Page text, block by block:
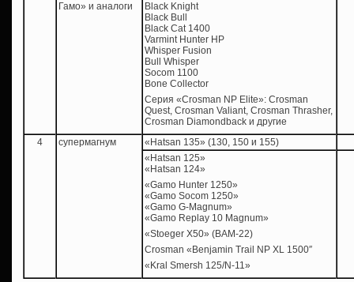
Гамо» и аналоги
Black Knight
Black Bull
Black Cat 1400
Varmint Hunter HP
Whisper Fusion
Bull Whisper
Socom 1100
Bone Collector
Серия «Crosman NP Elite»: Crosman
Quest, Crosman Valiant, Crosman Thrasher,
Crosman Diamondback и другие
4
супермагнум
«Hatsan 135» (130, 150 и 155)
«Hatsan 125»
«Hatsan 124»
«Gamo Hunter 1250»
«Gamo Socom 1250»
«Gamo G-Magnum»
«Gamo Replay 10 Magnum»
«Stoeger X50» (BAM-22)
Crosman «Benjamin Trail NP XL 1500″
«Kral Smersh 125/N-11»